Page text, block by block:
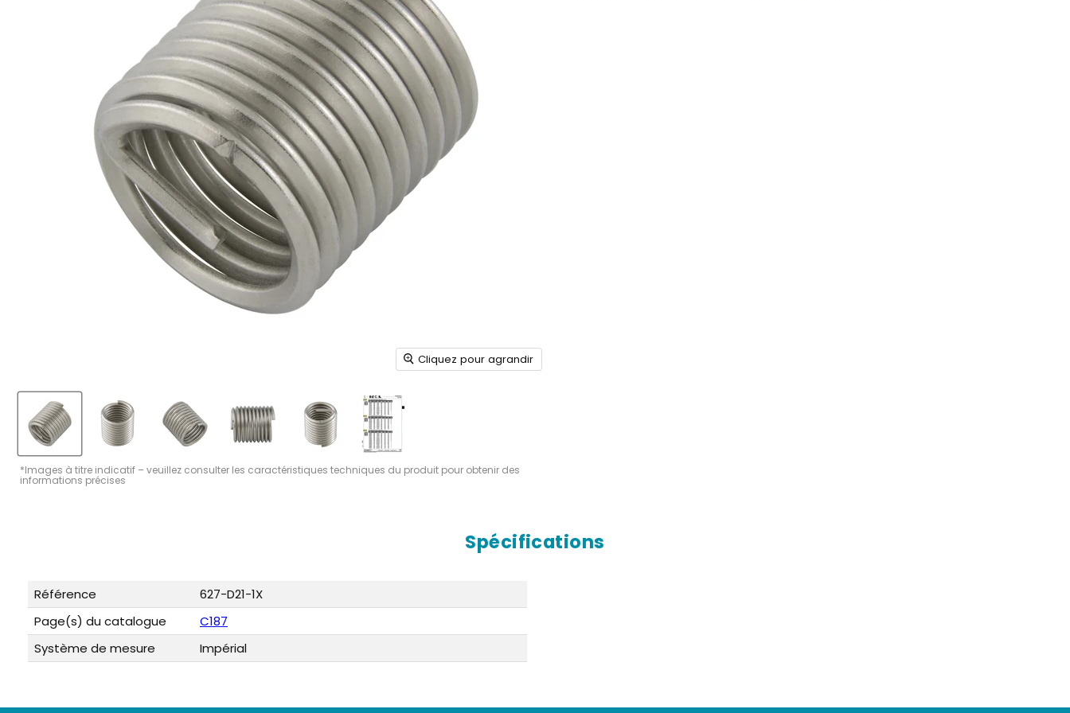
Cliquez pour agrandir
*Images à titre indicatif – veuillez consulter les caractéristiques techniques du produit pour obtenir des
informations précises
Spécifications
Référence
627-D21-1X
Page(s) du catalogue
C187
Système de mesure
Impérial